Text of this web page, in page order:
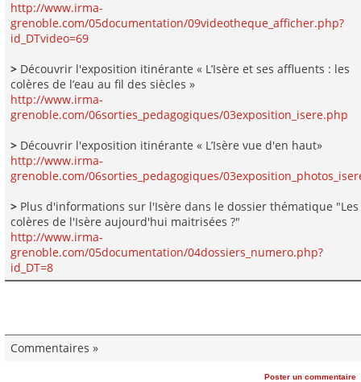
http://www.irma-
grenoble.com/05documentation/09videotheque_afficher.php?
id_DTvideo=69
>Découvrir l'exposition itinérante « L’Isère et ses affluents : les
colères de l’eau au fil des siècles »
http://www.irma-
grenoble.com/06sorties_pedagogiques/03exposition_isere.php
>Découvrir l'exposition itinérante « L’Isère vue d'en haut»
http://www.irma-
grenoble.com/06sorties_pedagogiques/
>Plus d'informations sur l'Isère dans le dossier thématique "Les
colères de l'Isère aujourd'hui maitrisées ?"
http://www.irma-
grenoble.com/05documentation/04dossiers_numero.php?
id_DT=8
Commentaires »
Poster un commentaire